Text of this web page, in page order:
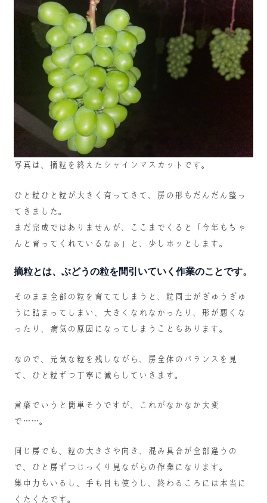
写真は、摘粒を終えたシャインマスカットです。
ひと粒ひと粒が大きく育ってきて、房の形もだんだん整っ
てきました。
まだ完成ではありませんが、ここまでくると「今年もちゃ
んと育ってくれているなぁ」と、少しホッとします。
摘粒とは、ぶどうの粒を間引いていく作業のことです。
そのまま全部の粒を育ててしまうと、粒同士がぎゅうぎゅ
うに詰まってしまい、大きくなれなかったり、形が悪くな
ったり、病気の原因になってしまうこともあります。
なので、元気な粒を残しながら、房全体のバランスを見
て、ひと粒ずつ丁寧に減らしていきます。
言葉でいうと簡単そうですが、これがなかなか大変
で……。
同じ房でも、粒の大きさや向き、混み具合が全部違うの
で、ひと房ずつじっくり見ながらの作業になります。
集中力もいるし、手も目も使うし、終わるころには本当に
くたくたです。